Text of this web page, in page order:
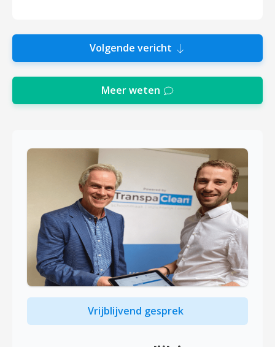
Volgende vericht
Meer weten
Vrijblijvend gesprek